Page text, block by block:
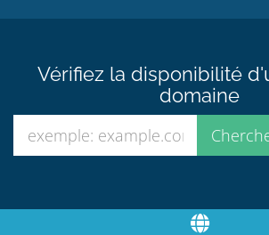
Vérifiez la disponibilité
domaine